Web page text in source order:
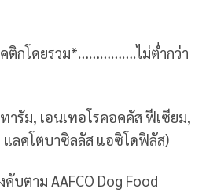
ติกโดยรวม*…………….ไม่ต่ำกว่า
รัม, เอนเทอโรคอคคัส ฟีเซียม,
แลคโตบาซิลลัส แอซิโดฟิลัส)
บตาม AAFCO Dog Food